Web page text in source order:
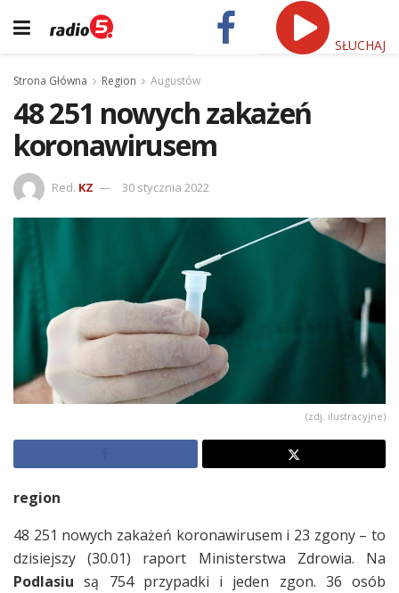
SŁUCHAJ
Strona Główna Region Augustów
48 251 nowych zakażeń
koronawirusem
Red. KZ 30 stycznia 2022
(zdj. ilustracyjne)
region
48 251 nowych zakażeń koronawirusem i 23 zgony – to
dzisiejszy (30.01) raport Ministerstwa Zdrowia. Na
Podlasiu są 754 przypadki i jeden zgon. 36 osób